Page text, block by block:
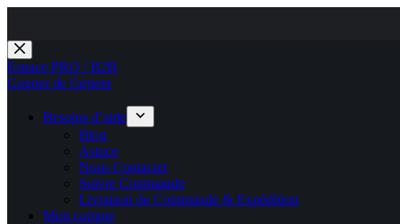
Passer
au
contenu
Espace PRO / B2B
Gagner de l'argent
Besoins d’aide
Blog
Astuce
Nous Contacter
Suivre Commande
Livraison de Commande & Expédition
Mon compte